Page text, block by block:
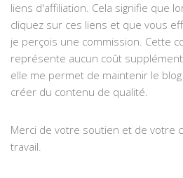
liens d'affiliation. Cela signifie que
cliquez sur ces liens et que vous
je perçois une commission. Cette
représente aucun coût
elle me permet de maintenir le
créer du contenu de qualité.
Merci de votre soutien et de votre
travail.